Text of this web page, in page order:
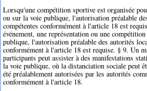
Lorsqu'une compétition sportive est organisée
ou sur la voie publique, l'autorisation préalable
compétentes conformément à l'article 18 est
événement, une représentation ou une
publique, l'autorisation préalable des autorités
conformément à l'article 18 est requise. § 9. Un
participants peut assister à des manifestations
la voie publique, où la distanciation sociale peut
été préalablement autorisées par les autorités
conformément à l'article 18.